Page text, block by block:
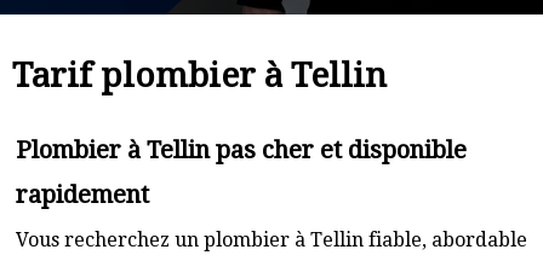
Tarif plombier à Tellin
Plombier à Tellin pas cher et disponible
rapidement
Vous recherchez un plombier à Tellin fiable, abordable